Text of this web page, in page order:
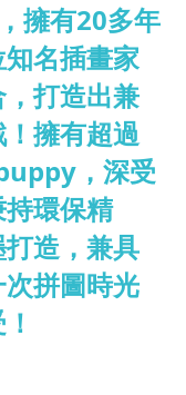
擁有20多年
名插畫家
打造出兼
擁有超過
，深受
環保精
造，兼具
拼圖時光